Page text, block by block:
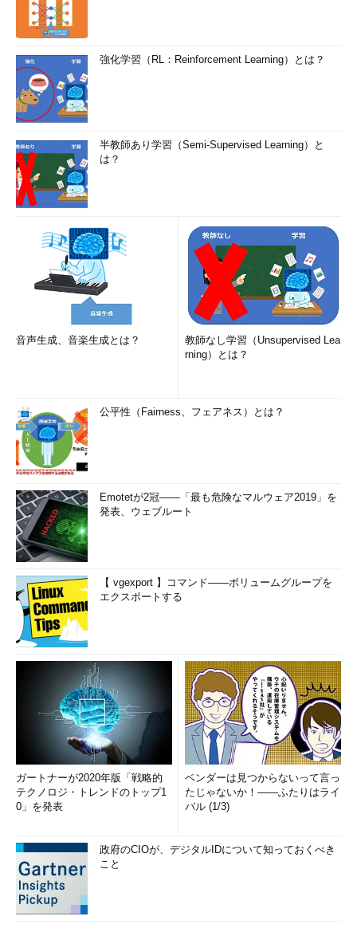
強化学習（RL：Reinforcement Learning）とは？
半教師あり学習（Semi-Supervised Learning）と
は？
音声生成、音楽生成とは？
教師なし学習（Unsupervised Lea
rning）とは？
公平性（Fairness、フェアネス）とは？
Emotetが2冠――「最も危険なマルウェア2019」を
発表、ウェブルート
【 vgexport 】コマンド――ボリュームグループを
エクスポートする
ガートナーが2020年版「戦略的
テクノロジ・トレンドのトップ1
0」を発表
ベンダーは見つからないって言っ
たじゃないか！――ふたりはライ
バル (1/3)
政府のCIOが、デジタルIDについて知っておくべき
こと